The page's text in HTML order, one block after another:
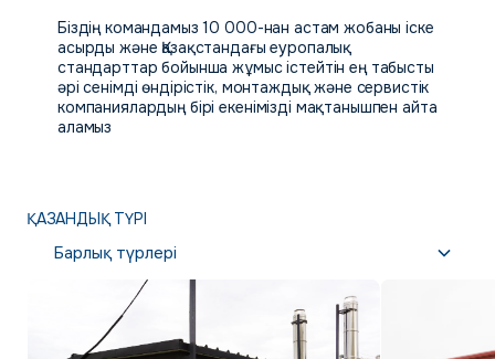
Біздің командамыз 10 000-нан астам жобаны іске
асырды және Қазақстандағы еуропалық
стандарттар бойынша жұмыс істейтін ең табысты
әрі сенімді өндірістік, монтаждық және сервистік
компаниялардың бірі екенімізді мақтанышпен айта
аламыз
ҚАЗАНДЫҚ ТҮРІ